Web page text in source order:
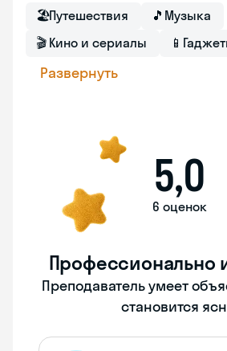
🏖Путешествия 🎵 Музыка
🎬 Кино и сериалы 📱
Развернуть
5,0
6 оценок
Профессионально
Преподаватель умеет
становится